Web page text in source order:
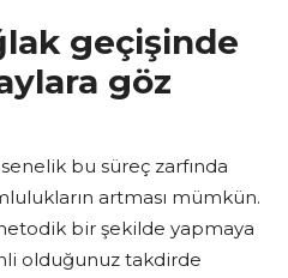
geçişinde
göz
bu süreç zarfında
artması mümkün.
bir şekilde yapmaya
olduğunuz takdirde